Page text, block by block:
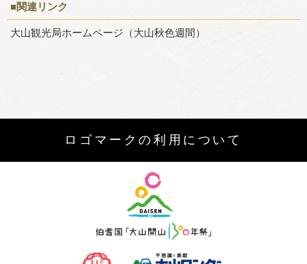
■関連リンク
大山観光局ホームページ（大山秋色週間）
ロゴマークの利用について